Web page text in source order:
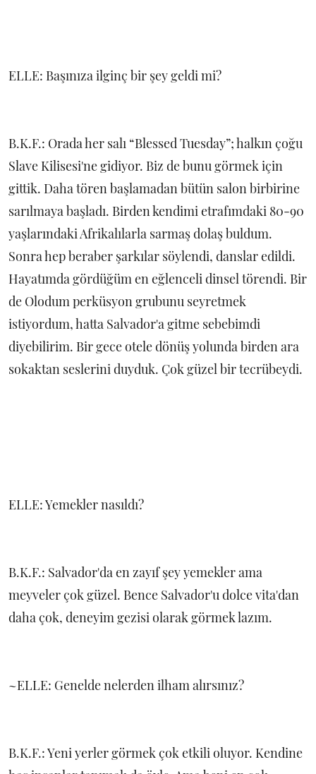
ELLE: Başınıza ilginç bir şey geldi mi?
B.K.F.: Orada her salı “Blessed Tuesday”; halkın çoğu
Slave Kilisesi'ne gidiyor. Biz de bunu görmek için
gittik. Daha tören başlamadan bütün salon birbirine
sarılmaya başladı. Birden kendimi etrafımdaki 80-90
yaşlarındaki Afrikalılarla sarmaş dolaş buldum.
Sonra hep beraber şarkılar söylendi, danslar edildi.
Hayatımda gördüğüm en eğlenceli dinsel törendi. Bir
de Olodum perküsyon grubunu seyretmek
istiyordum, hatta Salvador'a gitme sebebimdi
diyebilirim. Bir gece otele dönüş yolunda birden ara
sokaktan seslerini duyduk. Çok güzel bir tecrübeydi.
ELLE: Yemekler nasıldı?
B.K.F.: Salvador'da en zayıf şey yemekler ama
meyveler çok güzel. Bence Salvador'u dolce vita'dan
daha çok, deneyim gezisi olarak görmek lazım.
~ELLE: Genelde nelerden ilham alırsınız?
B.K.F.: Yeni yerler görmek çok etkili oluyor. Kendine